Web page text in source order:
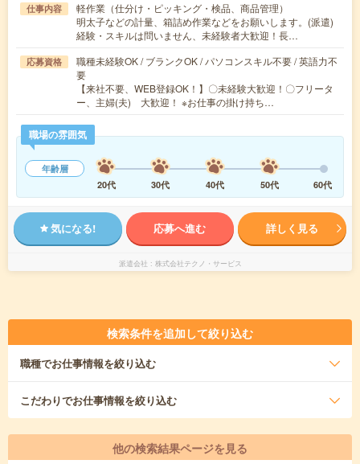
仕事内容
軽作業（仕分け・ピッキング・検品、商品管理）
明太子などの計量、箱詰め作業などをお願いします。(派遣)
経験・スキルは問いません、未経験者大歓迎！長…
応募資格
職種未経験OK / ブランクOK / パソコンスキル不要 / 英語力不
要
【来社不要、WEB登録OK！】〇未経験大歓迎！〇フリータ
ー、主婦(夫) 大歓迎！ ※お仕事の掛け持ち…
職場の雰囲気
年齢層
20代
30代 40代 50代 60代
気になる! 応募へ進む 詳しく見る
派遣会社 株式会社テクノ・サービス
検索条件を追加して絞り込む
職種でお仕事情報を絞り込む
こだわりでお仕事情報を絞り込む
他の検索結果ページを見る